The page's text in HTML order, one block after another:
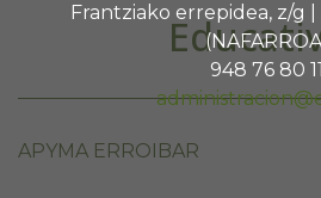
Frantziako errepidea, z/g |
948 76 80 11
APYMA ERROIBAR